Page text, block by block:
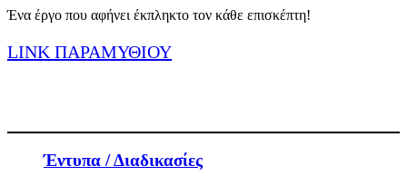
Ένα έργο που αφήνει έκπληκτο τον κάθε επισκέπτη!
LINK ΠΑΡΑΜΥΘΙΟΥ
Έντυπα / Διαδικασίες